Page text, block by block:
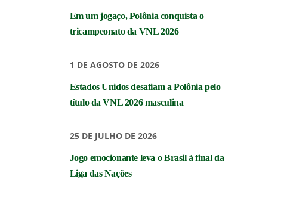
Em um jogaço, Polônia conquista o
tricampeonato da VNL 2026
1 DE AGOSTO DE 2026
Estados Unidos desafiam a Polônia pelo
título da VNL 2026 masculina
25 DE JULHO DE 2026
Jogo emocionante leva o Brasil à final da
Liga das Nações